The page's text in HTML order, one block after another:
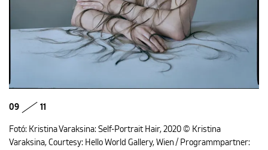
09 11
Fotó: Kristina Varaksina: Self-Portrait Hair, 2020 © Kristina
Varaksina, Courtesy: Hello World Gallery, Wien / Programmpartner: